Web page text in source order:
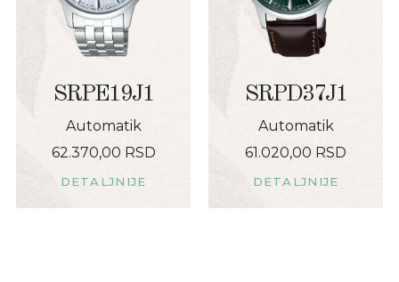
SRPE19J1
Automatik
62.370,00 RSD
DETALJNIJE
SRPD37J1
Automatik
61.020,00 RSD
DETALJNIJE